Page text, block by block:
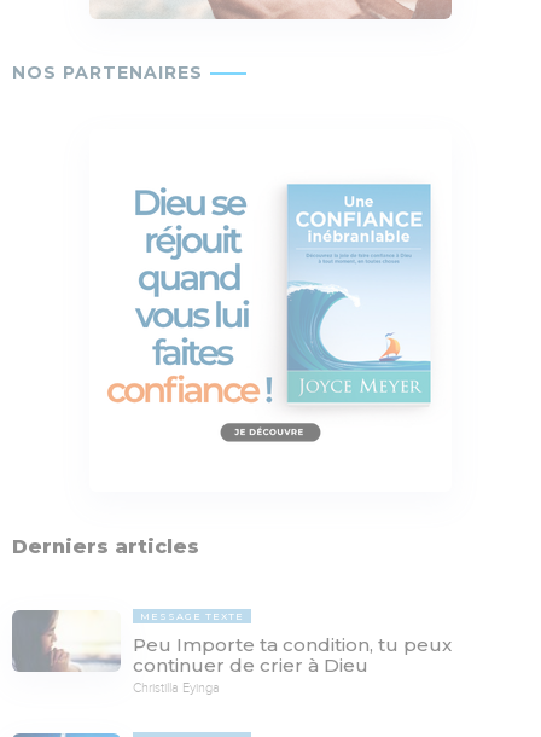
Derniers articles
MESSAGE TEXTE
Peu Importe ta condition, tu peux
continuer de crier à Dieu
Christilla Eyinga